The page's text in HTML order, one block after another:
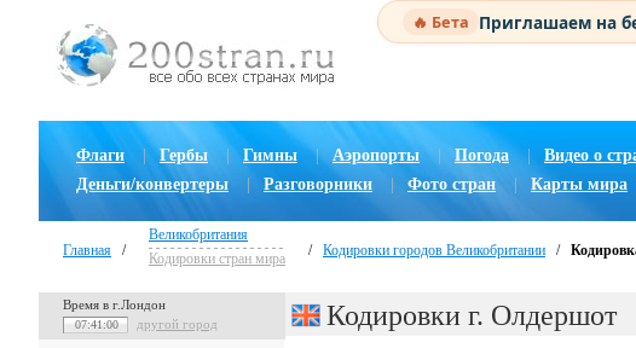
🔥 Бета Приглашаем на
Флаги Гербы Гимны | Аэропорты Погода | Видео о
Деньги/конвертеры
Разговорники Фото стран Карты мира
Главная /
Великобритания
Кодировки стран мира
/ Кодировки городов Великобритании /
Время в г.Лондон
07:41:01 другой город Кодировки г. Олдершот